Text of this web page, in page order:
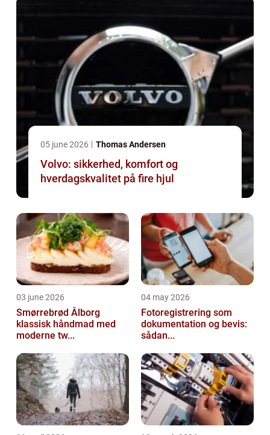
05 june 2026 Thomas Andersen
Volvo: sikkerhed, komfort og
hverdagskvalitet på fire hjul
03 june 2026
Smørrebrød Ålborg
klassisk håndmad med
moderne tw...
04 may 2026
Fotoregistrering som
dokumentation og bevis:
sådan...